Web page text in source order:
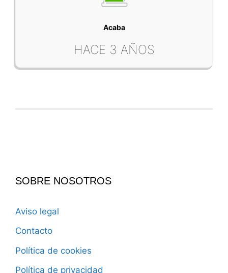
Acaba
HACE 3 AÑOS
SOBRE NOSOTROS
Aviso legal
Contacto
Política de cookies
Política de privacidad